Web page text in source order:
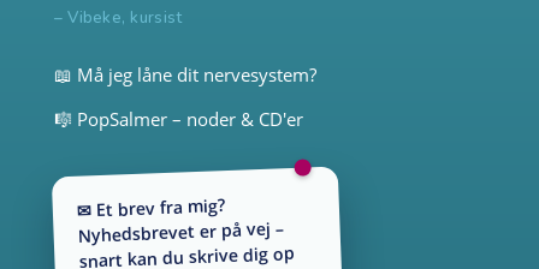
– Vibeke, kursist
📖 Må jeg låne dit nervesystem?
🎼 PopSalmer – noder & CD'er
✉ Et brev fra mig?
Nyhedsbrevet er på vej –
snart kan du skrive dig op